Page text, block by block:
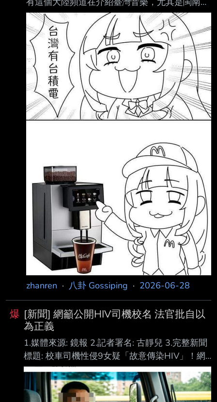
老歌跟伍佰，看了就訂閱繼續看其他介紹。 這
幾天金曲獎，40歲老鄉民還是發個文。
https://reurl.cc/dpRgq8 介紹的是臺灣老歌。 從
《望春風》、《南都夜曲》、《燒肉粽》，到鳳
飛飛、鄧麗君、江蕙。 看完沒有熱血，反而有
點感慨。 因為影片裡談的不只是幾首歌，而是
一個年代。 一個臺灣靠作品影響整個華人世界
的年代。 --------------------------------------
-----------
zhanren · 八卦 Gossiping · 2026-06-28
爆 [新聞] 網籲公開HIV司機校名 法官批自以
為正義
1.媒體來源: 鏡報 2.記者署名: 古靜兒 3.完整新聞
標題: 校車司機性侵9女疑「故意傳染HIV」！網
怒轟「公開校名」遭法官狠批：自以為正義 4.完
整新聞內文: 中部近日揭露一起駭人聽聞的性侵案
件， 一名感染HIV（人類免疫缺乏病毒）的李姓